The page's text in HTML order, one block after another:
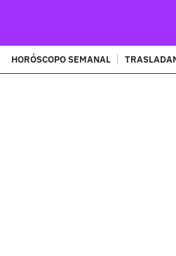
HORÓSCOPO SEMANAL